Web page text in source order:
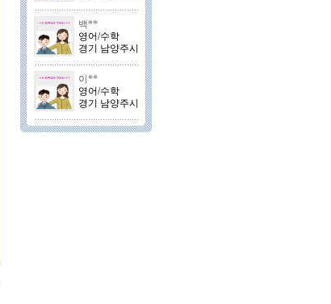
백**
영어/수학
경기 남양주시
이**
영어/수학
경기 남양주시